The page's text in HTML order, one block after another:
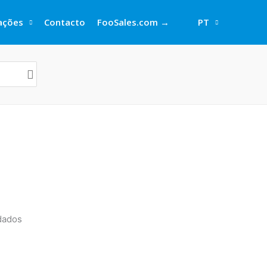
Contacto FooSales.com → PT